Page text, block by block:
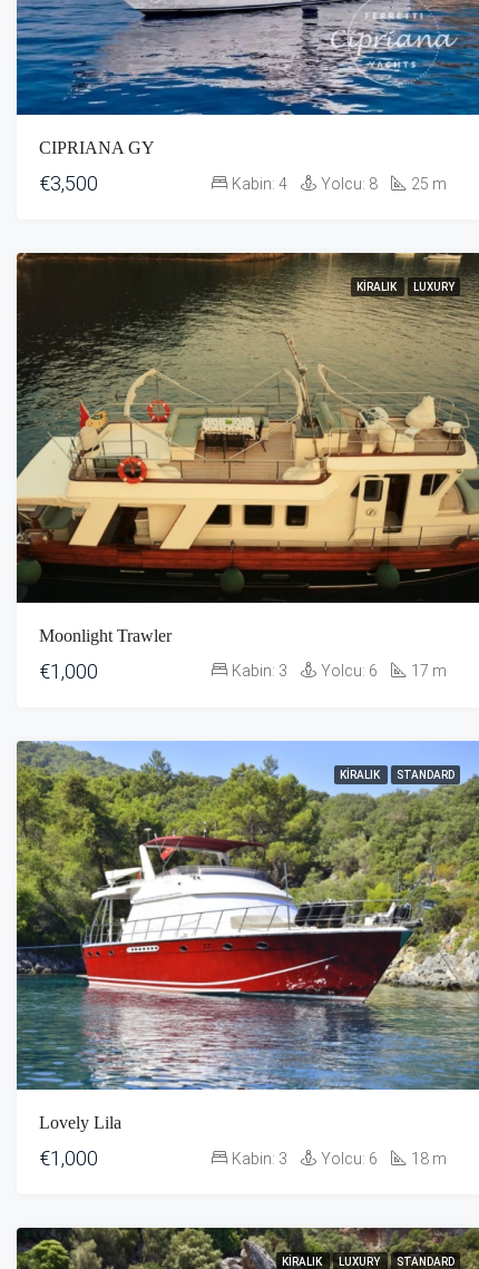
CIPRIANA GY
€3,500 Kabin: 4 Yolcu: 8 25 m
KIRALIK LUXURY
Moonlight Trawler
€1,000 Kabin: 3 Yolcu: 6 17 m
KIRALIK STANDARD
Lovely Lila
€1,000 Kabin: 3 Yolcu: 6 18 m
KIRALIK LUXURY STANDARD